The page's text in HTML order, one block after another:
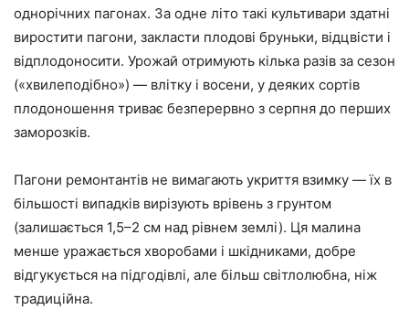
однорічних пагонах. За одне літо такі культивари здатні
виростити пагони, закласти плодові бруньки, відцвісти і
відплодоносити. Урожай отримують кілька разів за сезон
(«хвилеподібно») — влітку і восени, у деяких сортів
плодоношення триває безперервно з серпня до перших
заморозків.
Пагони ремонтантів не вимагають укриття взимку — їх в
більшості випадків вирізують врівень з грунтом
(залишається 1,5–2 см над рівнем землі). Ця малина
менше уражається хворобами і шкідниками, добре
відгукується на підгодівлі, але більш світлолюбна, ніж
традиційна.